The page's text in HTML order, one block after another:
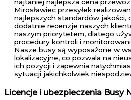
najtaniej najlepsza cena
Mirosławiec przesyłek
najlepszych standardów jakości,
dodatnie recenzje naszych
naszym priorytetem, dlatego
procedury kontroli i
Nasze busy są wyposażone w
lokalizacyjne, co pozwala na
ich pozycji i zapewnia
sytuacji jakichkolwiek
Licencje i ubezpieczenia Busy